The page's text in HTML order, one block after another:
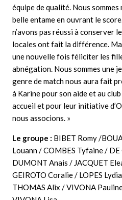
équipe de qualité. Nous
belle entame en ouvrant le
n’avons pas réussi à conserver
locales ont fait la différence.
une nouvelle fois féliciter les
abnégation. Nous sommes une
genre de match nous aura fait
à Karine pour son aide et au
accueil et pour leur initiative
nous associons. »
Le groupe : BIBET Romy /
Louann / COMBES Tyfaine /
DUMONT Anais / JACQUET
GEIROTO Coralie / LOPES
THOMAS Alix / VIVONA